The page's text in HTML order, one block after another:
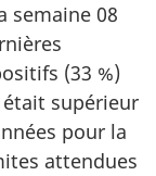
semaine 08
(33 %)
était supérieur
pour la
attendues